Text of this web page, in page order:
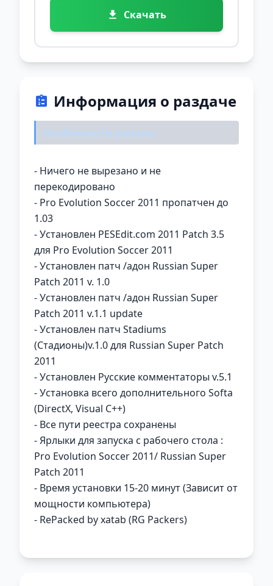
Скачать
Информация о раздаче
Особенности репака:
- Ничего не вырезано и не
перекодировано
- Pro Evolution Soccer 2011 пропатчен до
1.03
- Установлен PESEdit.com 2011 Patch 3.5
для Pro Evolution Soccer 2011
- Установлен патч /адон Russian Super
Patch 2011 v. 1.0
- Установлен патч /адон Russian Super
Patch 2011 v.1.1 update
- Установлен патч Stadiums
(Стадионы)v.1.0 для Russian Super Patch
2011
- Установлен Русские комментаторы v.5.1
- Установка всего дополнительного Softa
(DirectX, Visual C++)
- Все пути реестра сохранены
- Ярлыки для запуска с рабочего стола :
Pro Evolution Soccer 2011/ Russian Super
Patch 2011
- Время установки 15-20 минут (Зависит от
мощности компьютера)
- RePacked by xatab (RG Packers)